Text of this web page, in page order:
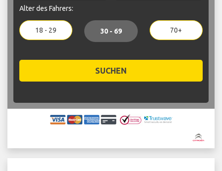
Alter des Fahrers:
18 - 29 30 - 69 70+
SUCHEN